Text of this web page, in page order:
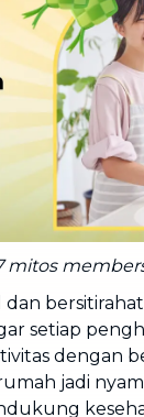
sofa, kasur,
profesional
relokasi
mitos
setiap
dengan
jadi